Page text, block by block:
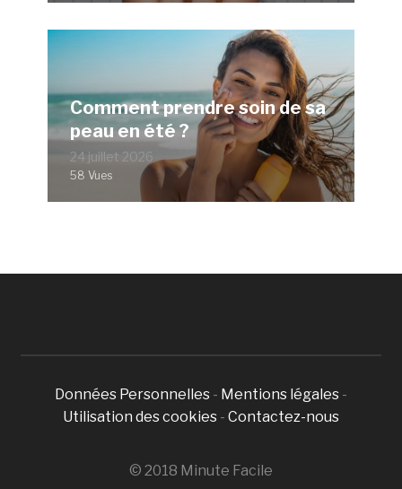
Comment prendre soin de sa
peau en été ?
24 juillet 2026
58 Vues
Données Personnelles - Mentions légales -
Utilisation des cookies - Contactez-nous
© 2018 Minute Facile